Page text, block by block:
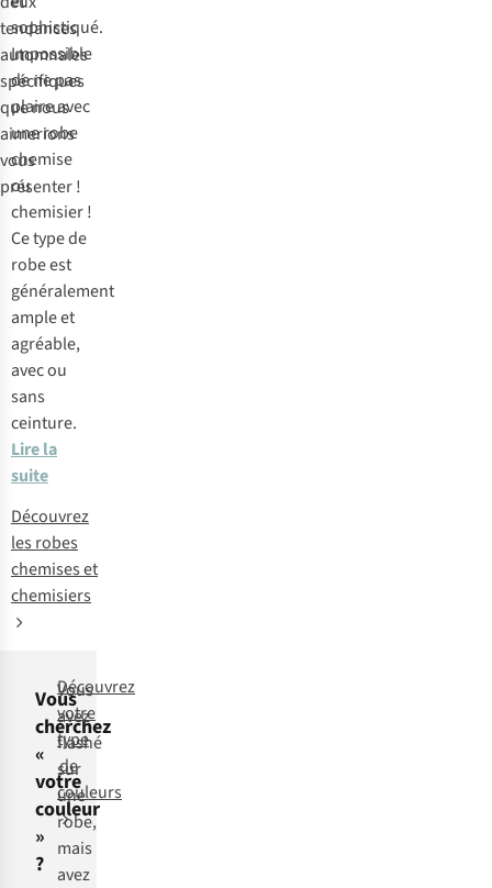
tendances
automnales
spécifiques
que nous
aimerions
vous
présenter !
sophistiqué.
Impossible
de ne pas
plaire avec
une robe
chemise
ou
chemisier !
Ce type de
robe est
généralement
ample et
agréable,
avec ou
sans
ceinture.
Lire la
suite
Découvrez
les robes
chemises et
chemisiers
Vous
cherchez
«
votre
couleur
»
?
Vous
avez
flashé
sur
une
robe,
mais
avez
Découvrez
votre
type
de
couleurs